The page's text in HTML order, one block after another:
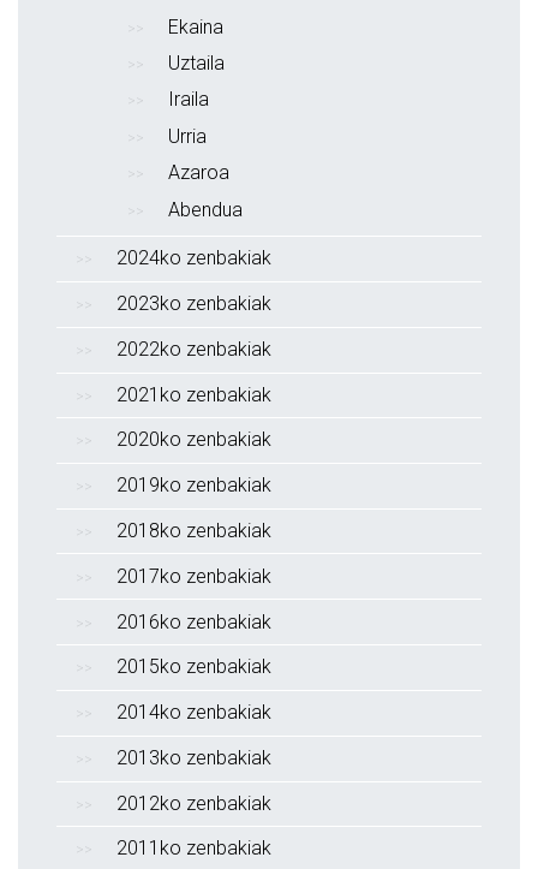
Ekaina
Uztaila
Iraila
Urria
Azaroa
Abendua
2024ko zenbakiak
2023ko zenbakiak
2022ko zenbakiak
2021ko zenbakiak
2020ko zenbakiak
2019ko zenbakiak
2018ko zenbakiak
2017ko zenbakiak
2016ko zenbakiak
2015ko zenbakiak
2014ko zenbakiak
2013ko zenbakiak
2012ko zenbakiak
2011ko zenbakiak